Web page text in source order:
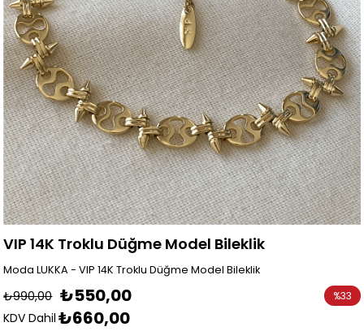
VIP 14K Troklu Düğme Model Bileklik
Moda LUKKA - VIP 14K Troklu Düğme Model Bileklik
₺990,00 ₺550,00
KDV Dahil ₺660,00
%33